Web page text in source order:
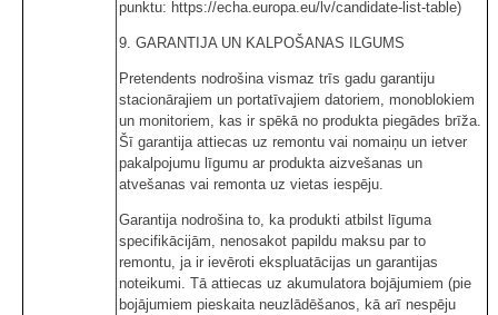
punktu: https://echa.europa.eu/lv/candidate-list-table)
9. GARANTIJA UN KALPOŠANAS ILGUMS
Pretendents nodrošina vismaz trīs gadu garantiju
stacionārajiem un portatīvajiem datoriem, monoblokiem
un monitoriem, kas ir spēkā no produkta piegādes brīža.
Šī garantija attiecas uz remontu vai nomaiņu un ietver
pakalpojumu līgumu ar produkta aizvešanas un
atvešanas vai remonta uz vietas iespēju.
Garantija nodrošina to, ka produkti atbilst līguma
specifikācijām, nenosakot papildu maksu par to
remontu, ja ir ievēroti ekspluatācijas un garantijas
noteikumi. Tā attiecas uz akumulatora bojājumiem (pie
bojājumiem pieskaita neuzlādēšanos, kā arī nespēju